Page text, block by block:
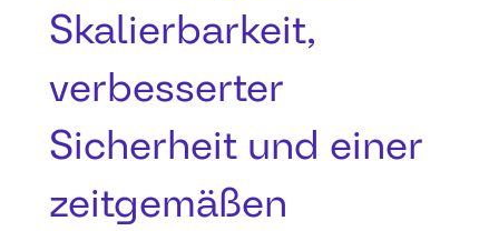
Skalierbarkeit,
verbesserter
Sicherheit und einer
zeitgemäßen